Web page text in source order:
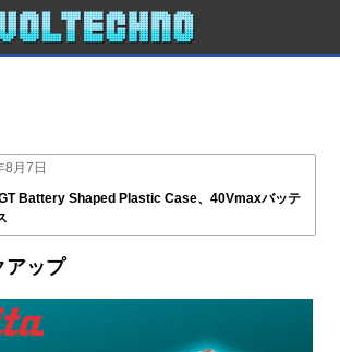
Battery Shaped Plastic Case、40Vmaxバッテ
8月7日
アップ